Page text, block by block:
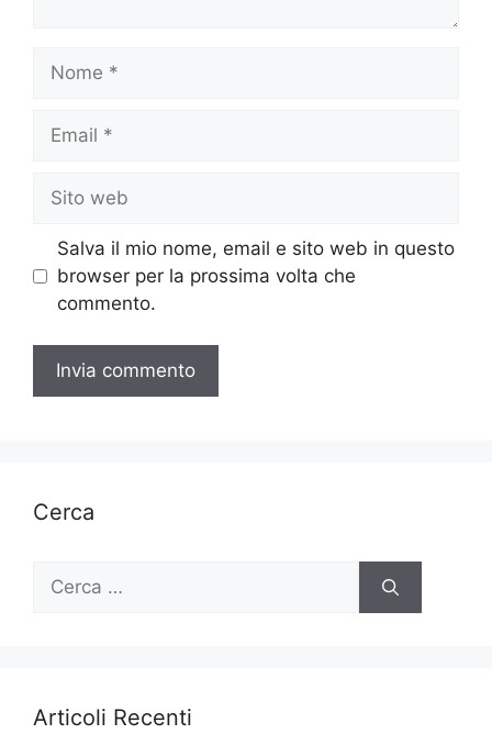
web
Salva il mio nome, email e sito web in questo
browser per la prossima volta che
commento.
Cerca
Ricerca
Articoli Recenti